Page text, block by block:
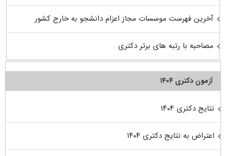
آخرین فهرست موسسات مجاز اعزام دانشجو به خارج کشور
مصاحبه با رتبه های برتر دکتری
آزمون دکتری ۱۴۰۴
نتایج دکتری ۱۴۰۴
اعتراض به نتایج دکتری ۱۴۰۴